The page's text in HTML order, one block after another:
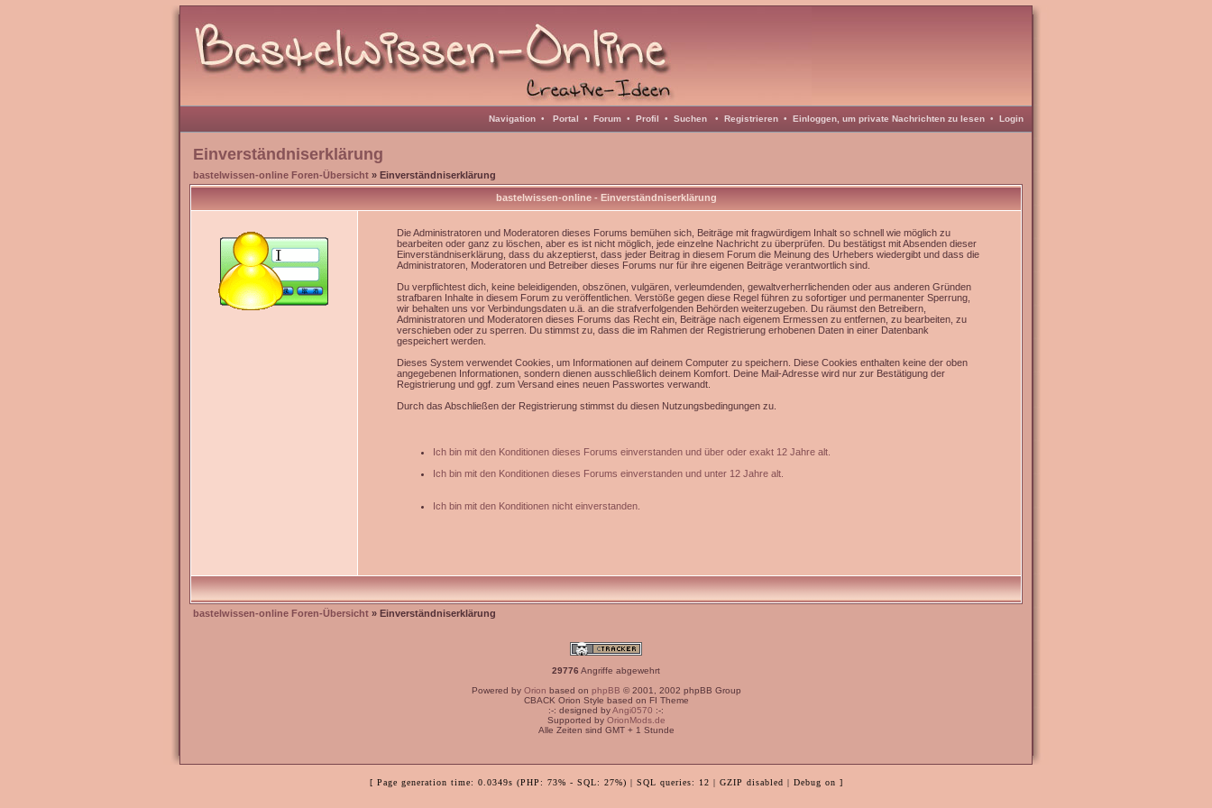
Navigation • Portal • Forum • Profil • Suchen • Registrieren • Einloggen, um private Nachrichten zu lesen • Login
Einverständniserklärung
bastelwissen-online Foren-Übersicht » Einverständniserklärung
bastelwissen-online - Einverständniserklärung
Die Administratoren und Moderatoren dieses Forums bemühen sich, Beiträge mit fragwürdigem Inhalt so schnell wie möglich zu
bearbeiten oder ganz zu löschen, aber es ist nicht möglich, jede einzelne Nachricht zu überprüfen. Du bestätigst mit Absenden dieser
Einverständniserklärung, dass du akzeptierst, dass jeder Beitrag in diesem Forum die Meinung des Urhebers wiedergibt und dass die
Administratoren, Moderatoren und Betreiber dieses Forums nur für ihre eigenen Beiträge verantwortlich sind.
Du verpflichtest dich, keine beleidigenden, obszönen, vulgären, verleumdenden, gewaltverherrlichenden oder aus anderen Gründen
strafbaren Inhalte in diesem Forum zu veröffentlichen. Verstöße gegen diese Regel führen zu sofortiger und permanenter Sperrung,
wir behalten uns vor Verbindungsdaten u.ä. an die strafverfolgenden Behörden weiterzugeben. Du räumst den Betreibern,
Administratoren und Moderatoren dieses Forums das Recht ein, Beiträge nach eigenem Ermessen zu entfernen, zu bearbeiten, zu
verschieben oder zu sperren. Du stimmst zu, dass die im Rahmen der Registrierung erhobenen Daten in einer Datenbank
gespeichert werden.
Dieses System verwendet Cookies, um Informationen auf deinem Computer zu speichern. Diese Cookies enthalten keine der oben
angegebenen Informationen, sondern dienen ausschließlich deinem Komfort. Deine Mail-Adresse wird nur zur Bestätigung der
Registrierung und ggf. zum Versand eines neuen Passwortes verwandt.
Durch das Abschließen der Registrierung stimmst du diesen Nutzungsbedingungen zu.
Ich bin mit den Konditionen dieses Forums einverstanden und über oder exakt 12 Jahre alt.
Ich bin mit den Konditionen dieses Forums einverstanden und unter 12 Jahre alt.
Ich bin mit den Konditionen nicht einverstanden.
bastelwissen-online Foren-Übersicht » Einverständniserklärung
29776 Angriffe abgewehrt
Powered by Orion based on phpBB © 2001, 2002 phpBB Group
CBACK Orion Style based on FI Theme
:-: designed byAngi0570 :-:
Supported by OrionMods.de
Alle Zeiten sind GMT + 1 Stunde
[ Page generation time: 0.0349s (PHP: 73% - SQL: 27%) | SQL queries: 12 | GZIP disabled | Debug on ]